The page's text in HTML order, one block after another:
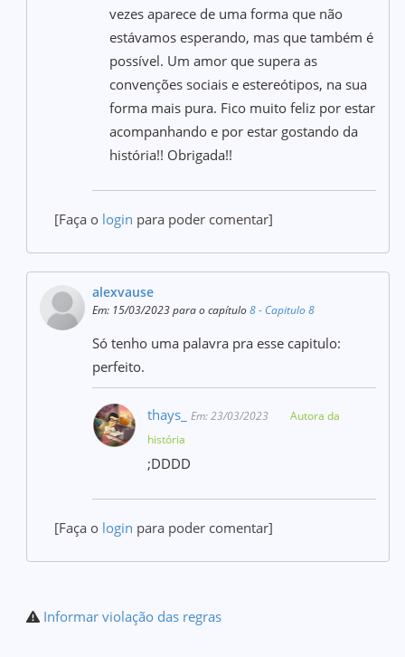
vezes aparece de uma forma que não
estávamos esperando, mas que também é
possível. Um amor que supera as
convenções sociais e estereótipos, na sua
forma mais pura. Fico muito feliz por estar
acompanhando e por estar gostando da
história!! Obrigada!!
[Faça o login para poder comentar]
alexvause
Em: 15/03/2023 para o capítulo8 - Capitulo 8
Só tenho uma palavra pra esse capitulo:
perfeito.
thays_ Em: 23/03/2023
Autora da
história
;DDDD
[Faça o login para poder comentar]
Informar violação das regras